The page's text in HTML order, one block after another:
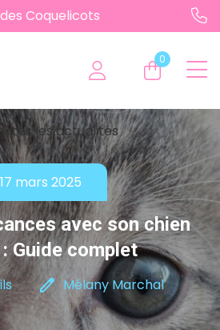
Coquelicots
0
les actualités
17 mars 2025
avec son chien
Guide complet
edit Mélany Marchal